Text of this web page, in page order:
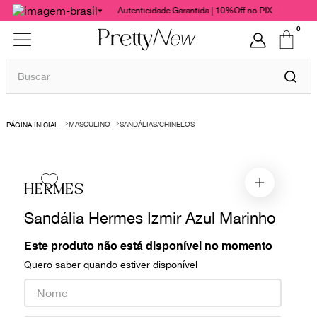
Autenticidade Garantida | 10%Off no PIX
0
Buscar
MASCULINO SANDÁLIAS/CHINELOS
HERMES
Sandália Hermes Izmir Azul Marinho
Este produto não está disponível no momento
Quero saber quando estiver disponível
1º
bolsas
chanel
paula raia
valentino
burberry